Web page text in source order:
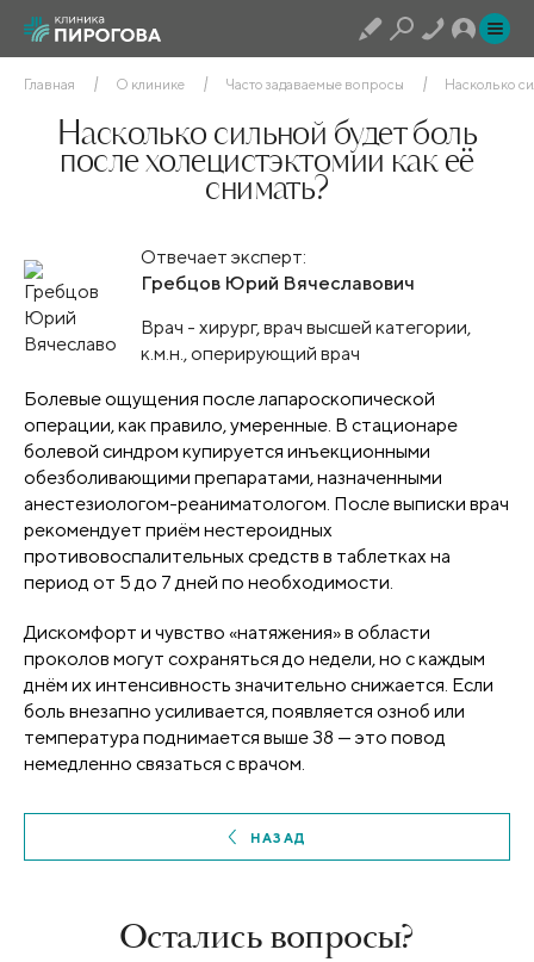
Главная О клинике Часто задаваемые вопросы Насколько
Насколько сильной будет боль
после холецистэктомии как её
снимать?
Отвечает эксперт:
Гребцов Юрий Вячеславович
Врач - хирург, врач высшей категории,
к.м.н., оперирующий врач
Болевые ощущения после лапароскопической
операции, как правило, умеренные. В стационаре
болевой синдром купируется инъекционными
обезболивающими препаратами, назначенными
анестезиологом-реаниматологом. После выписки врач
рекомендует приём нестероидных
противовоспалительных средств в таблетках на
период от 5 до 7 дней по необходимости.
Дискомфорт и чувство «натяжения» в области
проколов могут сохраняться до недели, но с каждым
днём их интенсивность значительно снижается. Если
боль внезапно усиливается, появляется озноб или
температура поднимается выше 38 — это повод
немедленно связаться с врачом.
НАЗАД
Остались вопросы?